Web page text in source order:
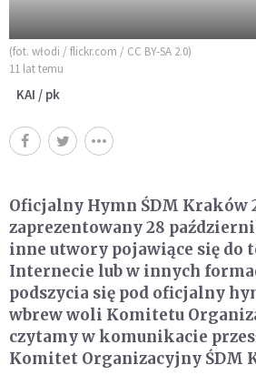
(fot. włodi / flickr.com / CC BY-SA 2.0)
11 lat temu
KAI / pk
Oficjalny Hymn ŚDM Kraków
zaprezentowany 28
inne utwory pojawiące się do
Internecie lub w innych
podszycia się pod oficjalny
wbrew woli Komitetu
czytamy w komunikacie
Komitet Organizacyjny ŚDM